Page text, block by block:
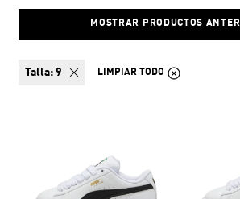
MOSTRAR PRODUCTOS
talla: 9 LIMPIAR TODO